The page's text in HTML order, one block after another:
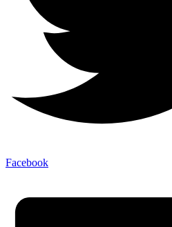
Facebook